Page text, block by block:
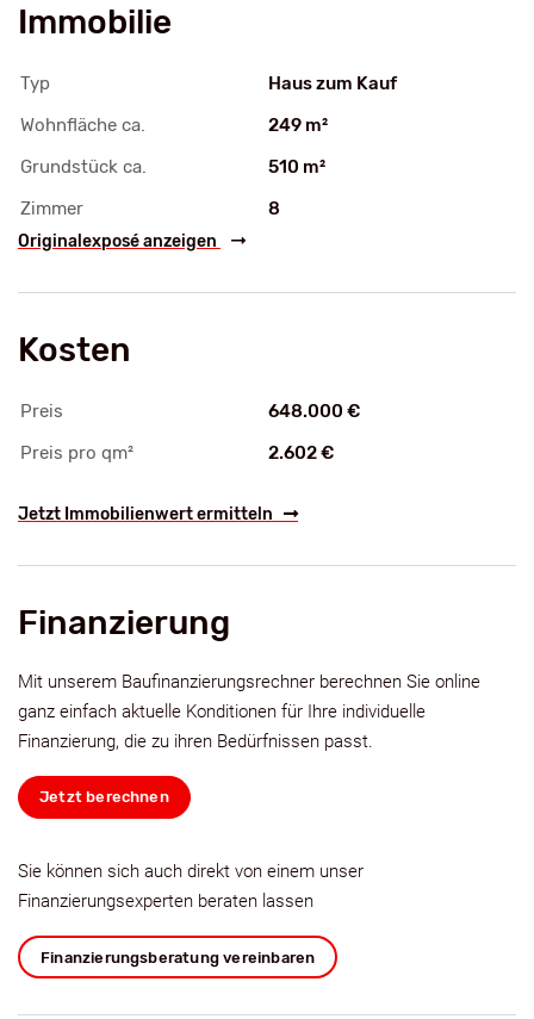
Immobilie
Typ
Haus zum Kauf
Wohnfläche ca.
249 m²
Grundstück ca.
510 m²
Zimmer
8
Originalexposé anzeigen
Kosten
Preis
648.000 €
Preis pro qm²
2.602 €
Jetzt Immobilienwert ermitteln
Finanzierung
Mit unserem Baufinanzierungsrechner berechnen Sie online
ganz einfach aktuelle Konditionen für Ihre individuelle
Finanzierung, die zu ihren Bedürfnissen passt.
Jetzt berechnen
Sie können sich auch direkt von einem unser
Finanzierungsexperten beraten lassen
Finanzierungsberatung vereinbaren